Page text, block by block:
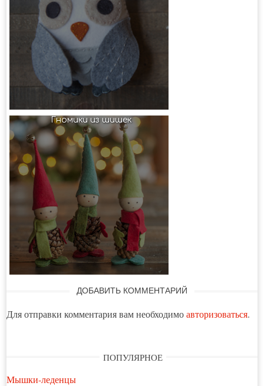
Гномики из шишек
ДОБАВИТЬ КОММЕНТАРИЙ
Для отправки комментария вам необходимоавторизоваться.
ПОПУЛЯРНОЕ
Мышки-леденцы